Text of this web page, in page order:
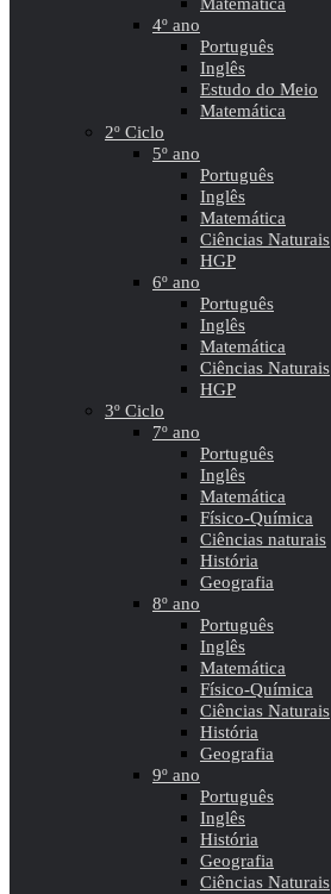
4º ano
Português
Inglês
Estudo do Meio
Matemática
2º Ciclo
5º ano
Português
Inglês
Matemática
Ciências Naturais
HGP
6º ano
Português
Inglês
Matemática
Ciências Naturais
HGP
3º Ciclo
7º ano
Português
Inglês
Matemática
Físico-Química
Ciências naturais
História
Geografia
8º ano
Português
Inglês
Matemática
Físico-Química
Ciências Naturais
História
Geografia
9º ano
Português
Inglês
História
Geografia
Ciências Naturais